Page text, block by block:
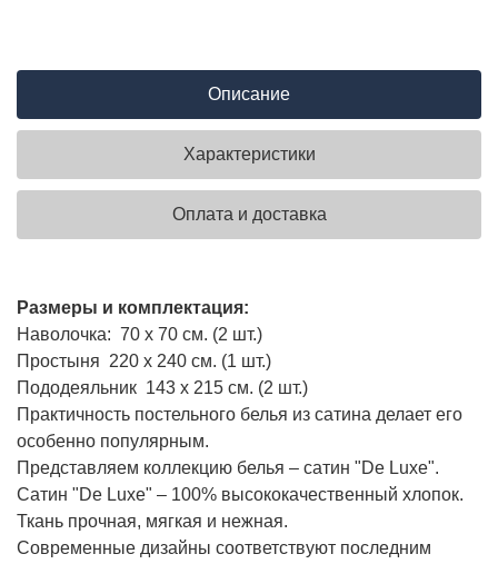
Описание
Характеристики
Оплата и доставка
Размеры и комплектация:
Наволочка: 70 х 70 см. (2 шт.)
Простыня 220 х 240 см. (1 шт.)
Пододеяльник 143 х 215 см. (2 шт.)
Практичность постельного белья из сатина делает его
особенно популярным.
Представляем коллекцию белья – сатин "De Luxe".
Сатин "De Luxe" – 100% высококачественный хлопок.
Ткань прочная, мягкая и нежная.
Современные дизайны соответствуют последним